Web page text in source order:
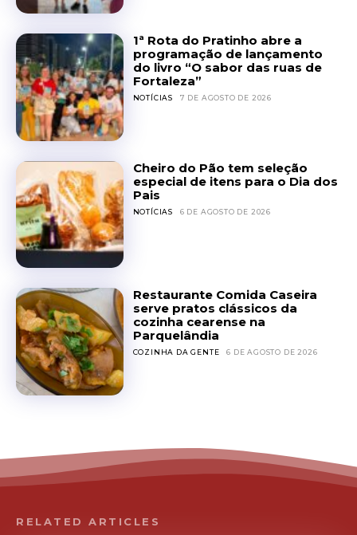
1ª Rota do Pratinho abre a
programação de lançamento
do livro “O sabor das ruas de
Fortaleza”
NOTÍCIAS 7 DE AGOSTO DE 2026
Cheiro do Pão tem seleção
especial de itens para o Dia dos
Pais
NOTÍCIAS 6 DE AGOSTO DE 2026
Restaurante Comida Caseira
serve pratos clássicos da
cozinha cearense na
Parquelândia
COZINHA DA GENTE 6 DE AGOSTO DE 2026
RELATED ARTICLES